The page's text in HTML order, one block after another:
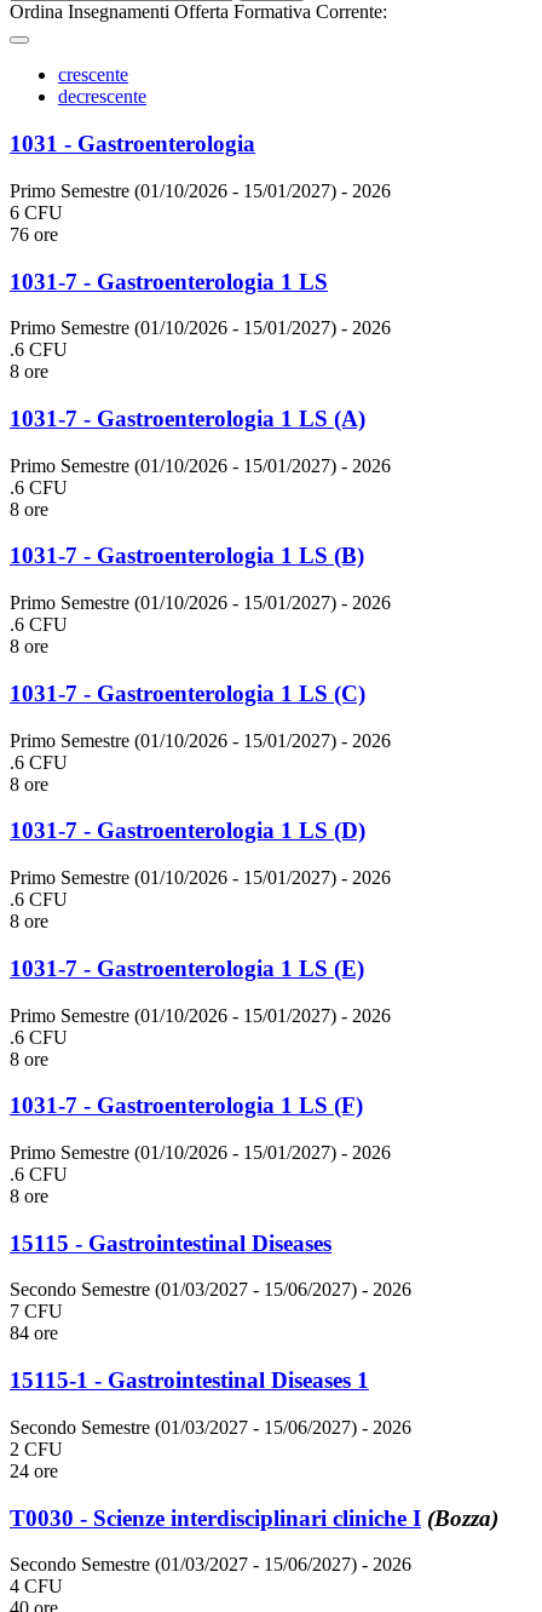
Ordina Insegnamenti Offerta Formativa Corrente:
crescente
decrescente
1031 - Gastroenterologia
Primo Semestre (01/10/2026 - 15/01/2027) - 2026
6 CFU
76 ore
1031-7 - Gastroenterologia 1 LS
Primo Semestre (01/10/2026 - 15/01/2027) - 2026
.6 CFU
8 ore
1031-7 - Gastroenterologia 1 LS (A)
Primo Semestre (01/10/2026 - 15/01/2027) - 2026
.6 CFU
8 ore
1031-7 - Gastroenterologia 1 LS (B)
Primo Semestre (01/10/2026 - 15/01/2027) - 2026
.6 CFU
8 ore
1031-7 - Gastroenterologia 1 LS (C)
Primo Semestre (01/10/2026 - 15/01/2027) - 2026
.6 CFU
8 ore
1031-7 - Gastroenterologia 1 LS (D)
Primo Semestre (01/10/2026 - 15/01/2027) - 2026
.6 CFU
8 ore
1031-7 - Gastroenterologia 1 LS (E)
Primo Semestre (01/10/2026 - 15/01/2027) - 2026
.6 CFU
8 ore
1031-7 - Gastroenterologia 1 LS (F)
Primo Semestre (01/10/2026 - 15/01/2027) - 2026
.6 CFU
8 ore
15115 - Gastrointestinal Diseases
Secondo Semestre (01/03/2027 - 15/06/2027) - 2026
7 CFU
84 ore
15115-1 - Gastrointestinal Diseases 1
Secondo Semestre (01/03/2027 - 15/06/2027) - 2026
2 CFU
24 ore
T0030 - Scienze interdisciplinari cliniche I (Bozza)
Secondo Semestre (01/03/2027 - 15/06/2027) - 2026
4 CFU